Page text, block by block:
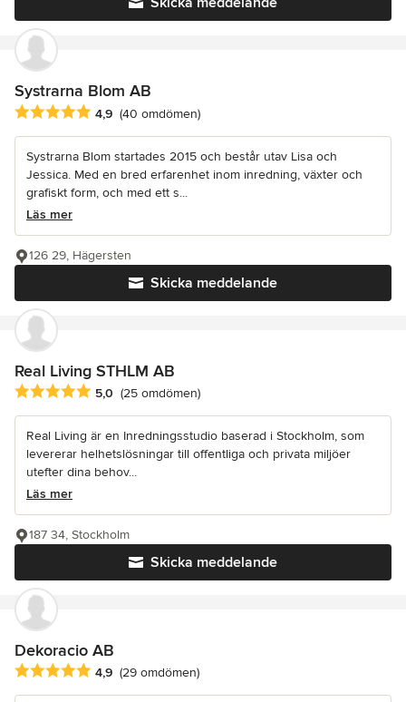
Systrarna Blom AB
Genomsnittligt omdöme: 4.9 av 5 stjärnor
4,9 (40 omdömen)
Systrarna Blom startades 2015 och består utav Lisa och
Jessica. Med en bred erfarenhet inom inredning, växter och
grafiskt form, och med ett s...
Läs mer
Skicka meddelande
126 29, Hägersten
Real Living STHLM AB
Genomsnittligt omdöme: 5 av 5 stjärnor
5,0 (25 omdömen)
Real Living är en Inredningsstudio baserad i Stockholm, som
levererar helhetslösningar till offentliga och privata miljöer
utefter dina behov...
Läs mer
Skicka meddelande
187 34, Stockholm
Dekoracio AB
Genomsnittligt omdöme: 4.9 av 5 stjärnor
4,9 (29 omdömen)